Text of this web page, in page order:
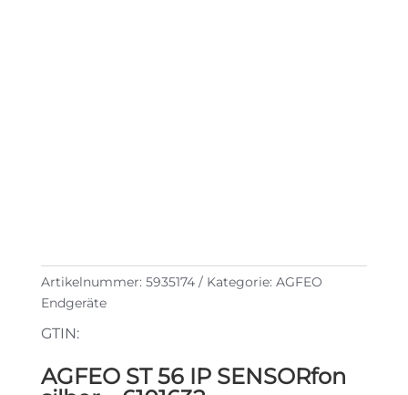
Artikelnummer: 5935174 Kategorie: AGFEO
Endgeräte
GTIN:
AGFEO ST 56 IP SENSORfon